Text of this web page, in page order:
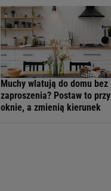
Muchy wlatują do domu bez
zaproszenia? Postaw to przy
oknie, a zmienią kierunek